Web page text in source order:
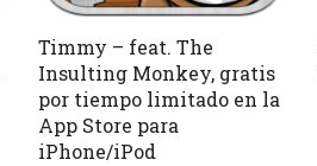
Timmy – feat. The
Insulting Monkey, gratis
por tiempo limitado en la
App Store para
iPhone/iPod